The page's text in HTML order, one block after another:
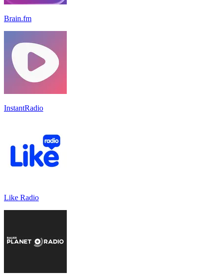
Brain.fm
InstantRadio
Like Radio